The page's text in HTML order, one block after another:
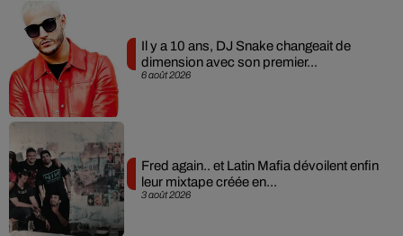
6 août 2026
Il y a 10 ans, DJ Snake changeait de
dimension avec son premier...
3 août 2026
Fred again.. et Latin Mafia dévoilent enfin
leur mixtape créée en...